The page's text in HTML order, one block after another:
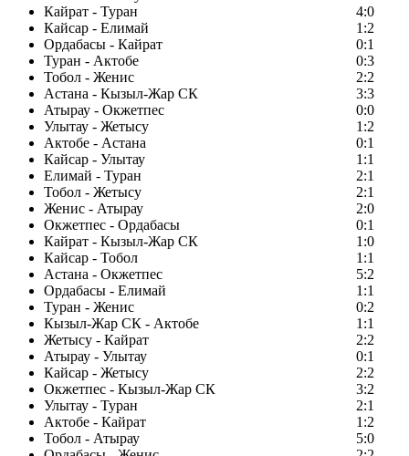
Кайрат - Туран
4:0
Кайсар - Елимай
1:2
Ордабасы - Кайрат
0:1
Туран - Актобе
0:3
Тобол - Женис
2:2
Астана - Кызыл-Жар СК
3:3
Атырау - Окжетпес
0:0
Улытау - Жетысу
1:2
Актобе - Астана
0:1
Кайсар - Улытау
1:1
Елимай - Туран
2:1
Тобол - Жетысу
2:1
Женис - Атырау
2:0
Окжетпес - Ордабасы
0:1
Кайрат - Кызыл-Жар СК
1:0
Кайсар - Тобол
1:1
Астана - Окжетпес
5:2
Ордабасы - Елимай
1:1
Туран - Женис
0:2
Кызыл-Жар СК - Актобе
1:1
Жетысу - Кайрат
2:2
Атырау - Улытау
0:1
Кайсар - Жетысу
2:2
Окжетпес - Кызыл-Жар СК
3:2
Улытау - Туран
2:1
Актобе - Кайрат
1:2
Тобол - Атырау
5:0